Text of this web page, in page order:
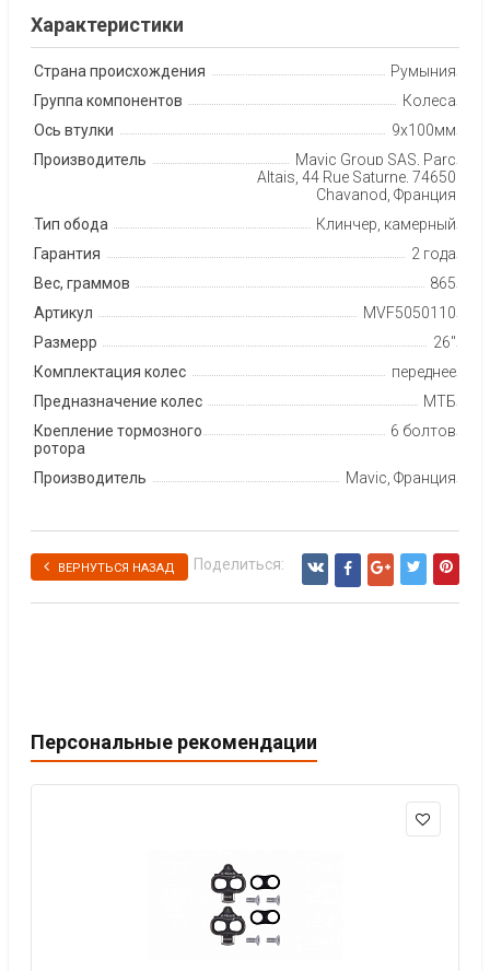
Характеристики
Страна происхождения
Румыния
Группа компонентов
Колеса
Ось втулки
9х100мм
Производитель
Mavic Group SAS, Parc
Altais, 44 Rue Saturne, 74650
Chavanod, Франция
Тип обода
Клинчер, камерный
Гарантия
2 года
Вес, граммов
865
Артикул
MVF5050110
Размерр
26"
Комплектация колес
переднее
Предназначение колес
МТБ
Крепление тормозного
ротора
6 болтов
Производитель Mavic, Франция
ВЕРНУТЬСЯ НАЗАД Поделиться:
Персональные рекомендации